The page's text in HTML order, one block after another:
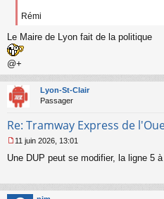
Rémi
Le Maire de Lyon fait de la politique
@+
Lyon-St-Clair
Passager
Re: Tramway Express de
e
a
11 juin 2026, 13:01
Une DUP peut se modifier, la ligne 5